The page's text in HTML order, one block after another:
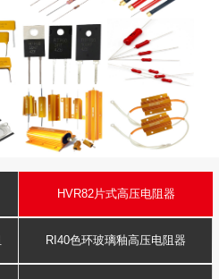
HVR82片式高压电阻器
RI40色环玻璃釉高压电阻器